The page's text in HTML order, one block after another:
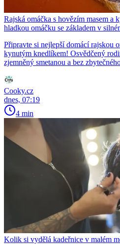
Rajská omáčka s hovězím masem a
hladkou omáčku se základem v
Připravte si nejlepší domácí rajskou
kynutým knedlíkem! Osvědčený
zjemněný smetanou a bez
Cooky.cz
dnes, 07:19
4 min
Kolik si vydělá kadeřnice v malém